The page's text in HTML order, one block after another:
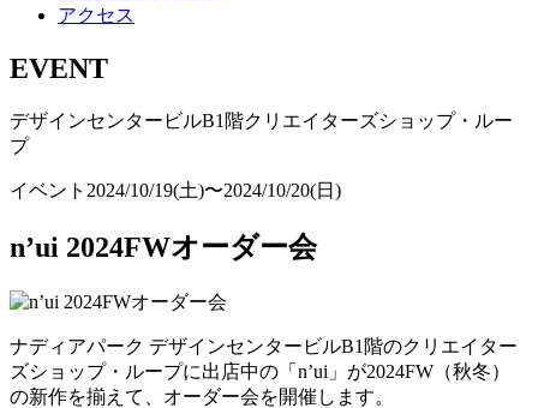
アクセス
EVENT
デザインセンタービルB1階クリエイターズショップ・ルー
プ
イベント 2024/10/19(土)〜2024/10/20(日)
n’ui 2024FWオーダー会
ナディアパーク デザインセンタービルB1階のクリエイター
ズショップ・ループに出店中の「n’ui」が2024FW（秋冬）
の新作を揃えて、オーダー会を開催します。